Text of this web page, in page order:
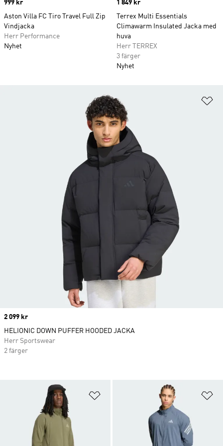
Price
999 kr
Aston Villa FC Tiro Travel Full Zip
Vindjacka
Herr Performance
Nyhet
Price
1 849 kr
Terrex Multi Essentials
Climawarm Insulated Jacka med
huva
Herr TERREX
3 färger
Nyhet
Lägg till på önskelistan
Price
2 099 kr
HELIONIC DOWN PUFFER HOODED JACKA
Herr Sportswear
2 färger